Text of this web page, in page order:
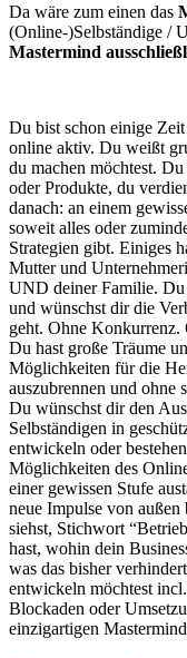
Da wäre zum einen das
(Online-)Selbständige /
Mastermind
Du bist schon einige
online aktiv. Du weißt
du machen möchtest.
oder Produkte, du
danach: an einem
soweit alles oder
Strategien gibt. Einiges
Mutter und
UND deiner Familie. Du
und wünschst dir die
geht. Ohne Konkurrenz.
Du hast große Träume
Möglichkeiten für die
auszubrennen und ohne
Du wünschst dir den
Selbständigen in
entwickeln oder
Möglichkeiten des
einer gewissen Stufe
neue Impulse von
siehst, Stichwort
hast, wohin dein
was das bisher
entwickeln möchtest
Blockaden oder
einzigartigen